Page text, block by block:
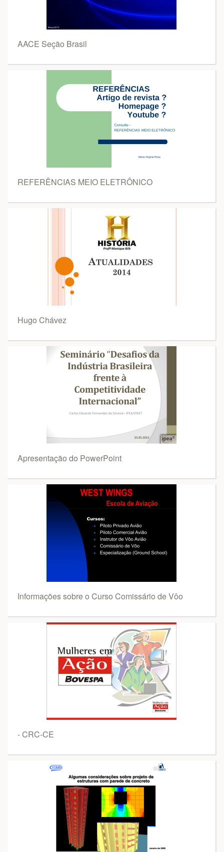
AACE Seção Brasil
REFERÊNCIAS MEIO ELETRÔNICO
Hugo Chávez
Apresentação do PowerPoint
Informações sobre o Curso Comissário de Vôo
- CRC-CE